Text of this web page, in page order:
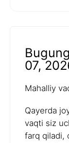
07,
Mahalliy
Qayerda
vaqti siz
farq qiladi,